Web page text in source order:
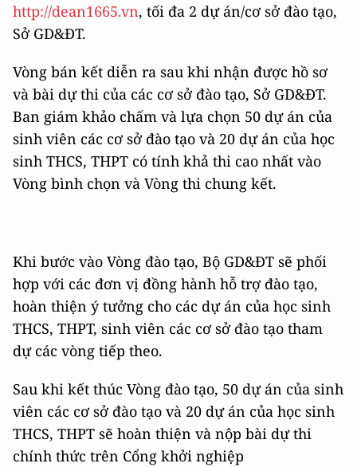
http://dean1665.vn, tối đa 2 dự án/cơ sở đào tạo,
Sở GD&ĐT.
Vòng bán kết diễn ra sau khi nhận được hồ sơ
và bài dự thi của các cơ sở đào tạo, Sở GD&ĐT.
Ban giám khảo chấm và lựa chọn 50 dự án của
sinh viên các cơ sở đào tạo và 20 dự án của học
sinh THCS, THPT có tính khả thi cao nhất vào
Vòng bình chọn và Vòng thi chung kết.
Khi bước vào Vòng đào tạo, Bộ GD&ĐT sẽ phối
hợp với các đơn vị đồng hành hỗ trợ đào tạo,
hoàn thiện ý tưởng cho các dự án của học sinh
THCS, THPT, sinh viên các cơ sở đào tạo tham
dự các vòng tiếp theo.
Sau khi kết thúc Vòng đào tạo, 50 dự án của sinh
viên các cơ sở đào tạo và 20 dự án của học sinh
THCS, THPT sẽ hoàn thiện và nộp bài dự thi
chính thức trên Cổng khởi nghiệp